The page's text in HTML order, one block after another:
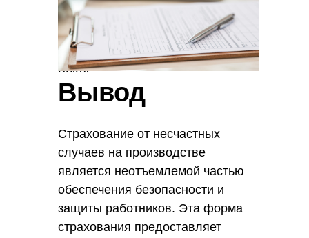
если были травмы и даже
смертельные случаи,
страховой тариф будет
выше.
Страхование от несчастных
случаев на производстве
является неотъемлемой частью
обеспечения безопасности и
защиты работников. Эта форма
страхования предоставляет
Вывод